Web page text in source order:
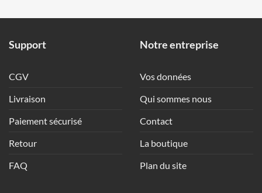
Support
CGV
Livraison
Paiement sécurisé
Retour
FAQ
Notre entreprise
Vos données
Qui sommes nous
Contact
La boutique
Plan du site